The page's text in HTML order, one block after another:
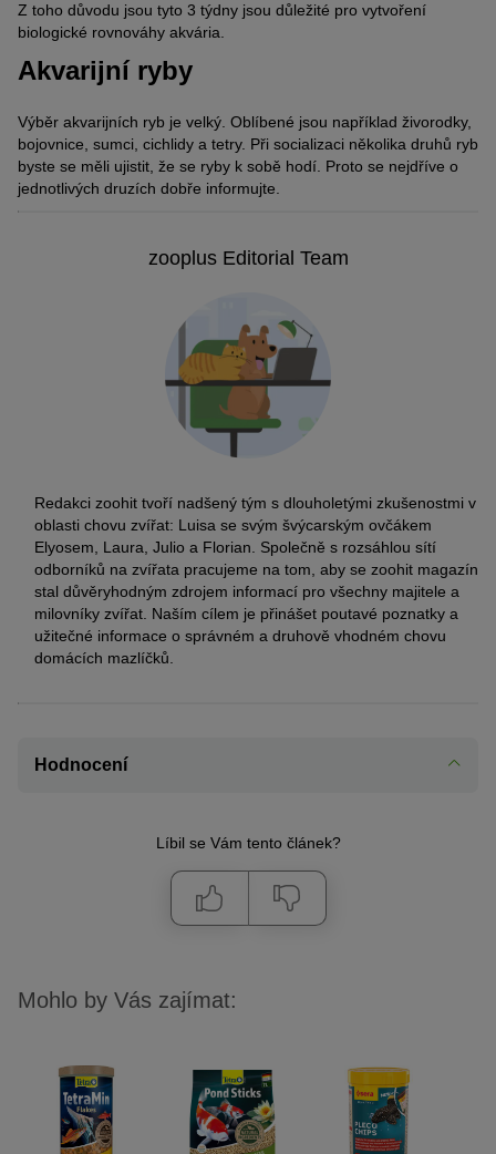
Z toho důvodu jsou tyto 3 týdny jsou důležité pro vytvoření
biologické rovnováhy akvária.
Akvarijní ryby
Výběr akvarijních ryb je velký. Oblíbené jsou například živorodky,
bojovnice, sumci, cichlidy a tetry. Při socializaci několika druhů ryb
byste se měli ujistit, že se ryby k sobě hodí. Proto se nejdříve o
jednotlivých druzích dobře informujte.
zooplus Editorial Team
Redakci zoohit tvoří nadšený tým s dlouholetými zkušenostmi v
oblasti chovu zvířat: Luisa se svým švýcarským ovčákem
Elyosem, Laura, Julio a Florian. Společně s rozsáhlou sítí
odborníků na zvířata pracujeme na tom, aby se zoohit magazín
stal důvěryhodným zdrojem informací pro všechny majitele a
milovníky zvířat. Naším cílem je přinášet poutavé poznatky a
užitečné informace o správném a druhově vhodném chovu
domácích mazlíčků.
Hodnocení
Líbil se Vám tento článek?
Mohlo by Vás zajímat: